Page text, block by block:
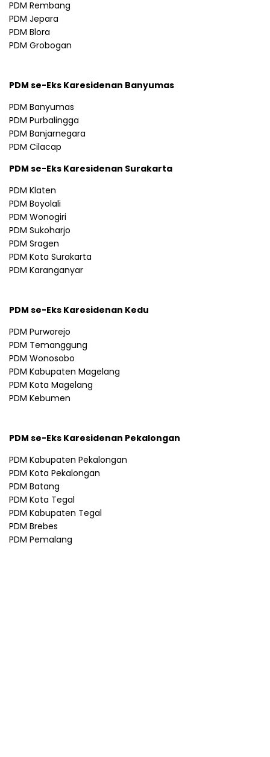
PDM Rembang
PDM Jepara
PDM Blora
PDM Grobogan
PDM se-Eks Karesidenan Banyumas
PDM Banyumas
PDM Purbalingga
PDM Banjarnegara
PDM Cilacap
PDM se-Eks Karesidenan Surakarta
PDM Klaten
PDM Boyolali
PDM Wonogiri
PDM Sukoharjo
PDM Sragen
PDM Kota Surakarta
PDM Karanganyar
PDM se-Eks Karesidenan Kedu
PDM Purworejo
PDM Temanggung
PDM Wonosobo
PDM Kabupaten Magelang
PDM Kota Magelang
PDM Kebumen
PDM se-Eks Karesidenan Pekalongan
PDM Kabupaten Pekalongan
PDM Kota Pekalongan
PDM Batang
PDM Kota Tegal
PDM Kabupaten Tegal
PDM Brebes
PDM Pemalang